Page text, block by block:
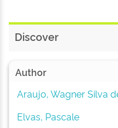
Discover
Author
Araujo, Wagner Silva
Elvas, Pascale